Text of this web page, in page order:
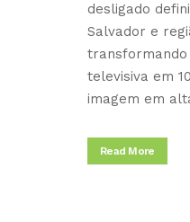
desligado
Salvador e
televisiva em
imagem em
Read More